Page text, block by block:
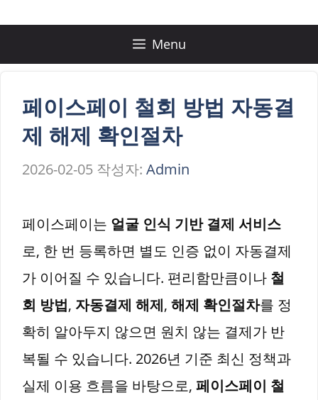
츠
Menu
페이스페이 철회 방법 자동결
제 해제 확인절차
2026-02-05 작성자: Admin
페이스페이는 얼굴 인식 기반 결제 서비스
로, 한 번 등록하면 별도 인증 없이 자동결제
가 이어질 수 있습니다. 편리함만큼이나 철
회 방법, 자동결제 해제, 해제 확인절차를 정
확히 알아두지 않으면 원치 않는 결제가 반
복될 수 있습니다. 2026년 기준 최신 정책과
실제 이용 흐름을 바탕으로, 페이스페이 철